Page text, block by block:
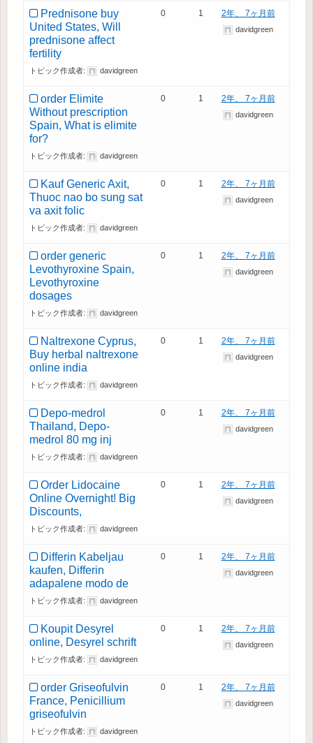
Prednisone buy
United States, Will
prednisone affect
fertility
トピック作成者: davidgreen
0 1 2年、 7ヶ月前
davidgreen
order Elimite
Without prescription
Spain, What is elimite
for?
トピック作成者: davidgreen
0 1 2年、 7ヶ月前
davidgreen
Kauf Generic Axit,
Thuoc nao bo sung sat
va axit folic
トピック作成者: davidgreen
0 1 2年、 7ヶ月前
davidgreen
order generic
Levothyroxine Spain,
Levothyroxine
dosages
トピック作成者: davidgreen
0 1 2年、 7ヶ月前
davidgreen
Naltrexone Cyprus,
Buy herbal naltrexone
online india
トピック作成者: davidgreen
0 1 2年、 7ヶ月前
davidgreen
Depo-medrol
Thailand, Depo-
medrol 80 mg inj
トピック作成者: davidgreen
0 1 2年、 7ヶ月前
davidgreen
Order Lidocaine
Online Overnight! Big
Discounts,
トピック作成者: davidgreen
0 1 2年、 7ヶ月前
davidgreen
Differin Kabeljau
kaufen, Differin
adapalene modo de
トピック作成者: davidgreen
0 1 2年、 7ヶ月前
davidgreen
Koupit Desyrel
online, Desyrel schrift
トピック作成者: davidgreen
0 1 2年、 7ヶ月前
davidgreen
order Griseofulvin
France, Penicillium
griseofulvin
トピック作成者: davidgreen
0 1 2年、 7ヶ月前
davidgreen